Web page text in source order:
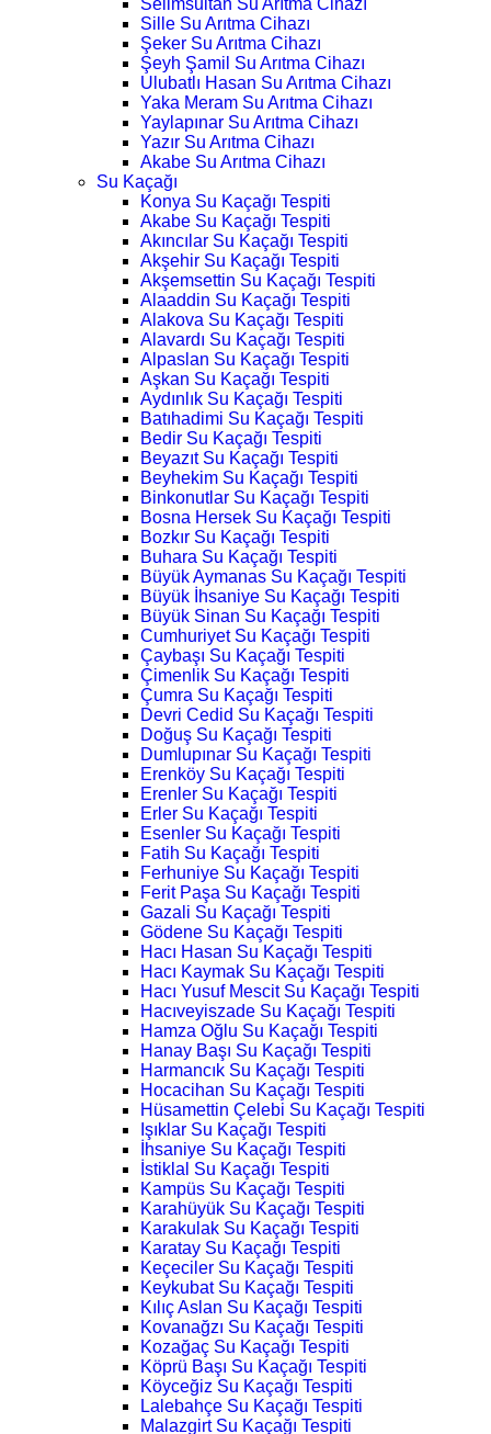
Selimsultan Su Arıtma Cihazı
Sille Su Arıtma Cihazı
Şeker Su Arıtma Cihazı
Şeyh Şamil Su Arıtma Cihazı
Ulubatlı Hasan Su Arıtma Cihazı
Yaka Meram Su Arıtma Cihazı
Yaylapınar Su Arıtma Cihazı
Yazır Su Arıtma Cihazı
Akabe Su Arıtma Cihazı
Su Kaçağı
Konya Su Kaçağı Tespiti
Akabe Su Kaçağı Tespiti
Akıncılar Su Kaçağı Tespiti
Akşehir Su Kaçağı Tespiti
Akşemsettin Su Kaçağı Tespiti
Alaaddin Su Kaçağı Tespiti
Alakova Su Kaçağı Tespiti
Alavardı Su Kaçağı Tespiti
Alpaslan Su Kaçağı Tespiti
Aşkan Su Kaçağı Tespiti
Aydınlık Su Kaçağı Tespiti
Batıhadimi Su Kaçağı Tespiti
Bedir Su Kaçağı Tespiti
Beyazıt Su Kaçağı Tespiti
Beyhekim Su Kaçağı Tespiti
Binkonutlar Su Kaçağı Tespiti
Bosna Hersek Su Kaçağı Tespiti
Bozkır Su Kaçağı Tespiti
Buhara Su Kaçağı Tespiti
Büyük Aymanas Su Kaçağı Tespiti
Büyük İhsaniye Su Kaçağı Tespiti
Büyük Sinan Su Kaçağı Tespiti
Cumhuriyet Su Kaçağı Tespiti
Çaybaşı Su Kaçağı Tespiti
Çimenlik Su Kaçağı Tespiti
Çumra Su Kaçağı Tespiti
Devri Cedid Su Kaçağı Tespiti
Doğuş Su Kaçağı Tespiti
Dumlupınar Su Kaçağı Tespiti
Erenköy Su Kaçağı Tespiti
Erenler Su Kaçağı Tespiti
Erler Su Kaçağı Tespiti
Esenler Su Kaçağı Tespiti
Fatih Su Kaçağı Tespiti
Ferhuniye Su Kaçağı Tespiti
Ferit Paşa Su Kaçağı Tespiti
Gazali Su Kaçağı Tespiti
Gödene Su Kaçağı Tespiti
Hacı Hasan Su Kaçağı Tespiti
Hacı Kaymak Su Kaçağı Tespiti
Hacı Yusuf Mescit Su Kaçağı Tespiti
Hacıveyiszade Su Kaçağı Tespiti
Hamza Oğlu Su Kaçağı Tespiti
Hanay Başı Su Kaçağı Tespiti
Harmancık Su Kaçağı Tespiti
Hocacihan Su Kaçağı Tespiti
Hüsamettin Çelebi Su Kaçağı Tespiti
Işıklar Su Kaçağı Tespiti
İhsaniye Su Kaçağı Tespiti
İstiklal Su Kaçağı Tespiti
Kampüs Su Kaçağı Tespiti
Karahüyük Su Kaçağı Tespiti
Karakulak Su Kaçağı Tespiti
Karatay Su Kaçağı Tespiti
Keçeciler Su Kaçağı Tespiti
Keykubat Su Kaçağı Tespiti
Kılıç Aslan Su Kaçağı Tespiti
Kovanağzı Su Kaçağı Tespiti
Kozağaç Su Kaçağı Tespiti
Köprü Başı Su Kaçağı Tespiti
Köyceğiz Su Kaçağı Tespiti
Lalebahçe Su Kaçağı Tespiti
Malazgirt Su Kaçağı Tespiti